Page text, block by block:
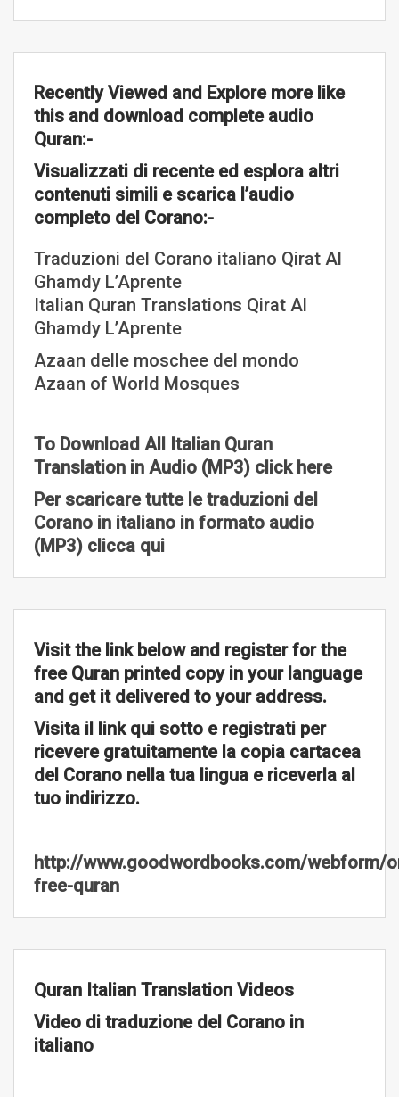
Recently Viewed and Explore more like
this and download complete audio
Quran:-
Visualizzati di recente ed esplora altri
contenuti simili e scarica l’audio
completo del Corano:-
Traduzioni del Corano italiano Qirat Al
Ghamdy L’Aprente
Italian Quran Translations Qirat Al
Ghamdy L’Aprente
Azaan delle moschee del mondo
Azaan of World Mosques
To Download All Italian Quran
Translation in Audio (MP3) click here
Per scaricare tutte le traduzioni del
Corano in italiano in formato audio
(MP3) clicca qui
Visit the link below and register for the
free Quran printed copy in your language
and get it delivered to your address.
Visita il link qui sotto e registrati per
ricevere gratuitamente la copia cartacea
del Corano nella tua lingua e riceverla al
tuo indirizzo.
http://www.goodwordbooks.com/webform/
free-quran
Quran Italian Translation Videos
Video di traduzione del Corano in
italiano